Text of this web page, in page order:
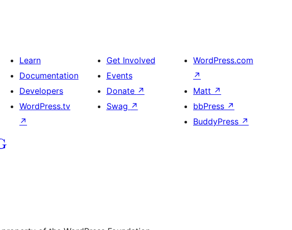
Learn
Documentation
Developers
WordPress.tv
↗
Get Involved
Events
Donate ↗
Swag ↗
WordPress.com
↗
Matt ↗
bbPress ↗
BuddyPress ↗